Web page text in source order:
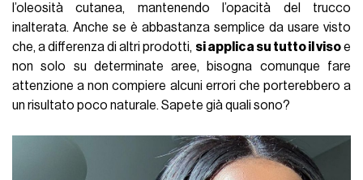
l’oleosità cutanea, mantenendo l’opacità del trucco
inalterata. Anche se è abbastanza semplice da usare visto
che, a differenza di altri prodotti, si applica su tutto il visoe
non solo su determinate aree, bisogna comunque fare
attenzione a non compiere alcuni errori che porterebbero a
un risultato poco naturale. Sapete già quali sono?